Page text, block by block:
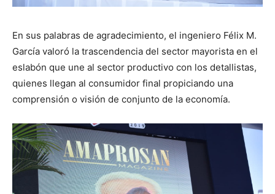
En sus palabras de agradecimiento, el ingeniero Félix M.
García valoró la trascendencia del sector mayorista en el
eslabón que une al sector productivo con los detallistas,
quienes llegan al consumidor final propiciando una
comprensión o visión de conjunto de la economía.